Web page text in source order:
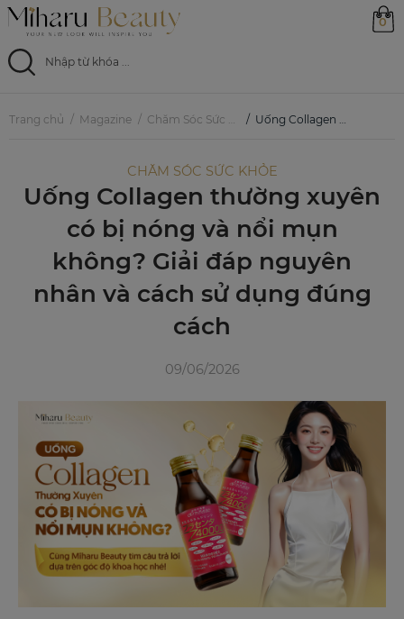
0
Trang chủ
Sản phẩm
Ưu đãi
Magazine
Feed
Trang chủ Magazine Chăm Sóc Sức Khỏe Uống Collagen thường xuyên có bị nóng và nổi mụn không? Giải đáp nguyên nhân và cách sử dụng đúng cách
CHĂM SÓC SỨC KHỎE
Uống Collagen thường xuyên
có bị nóng và nổi mụn
không? Giải đáp nguyên
nhân và cách sử dụng đúng
cách
09/06/2026